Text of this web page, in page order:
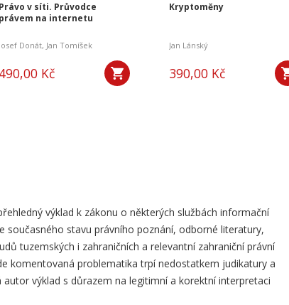
Právo v síti. Průvodce
právem na internetu
Josef Donát, Jan Tomíšek
490,00 Kč
Kryptoměny
Jan Lánský
390,00 Kč
výklad k zákonu o některých službách informační
současného stavu právního poznání, odborné literatury,
tuzemských i zahraničních a relevantní zahraniční právní
komentovaná problematika trpí nedostatkem judikatury a
autor výklad s důrazem na legitimní a korektní interpretaci